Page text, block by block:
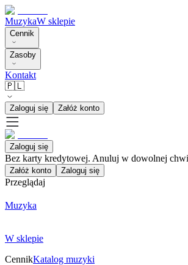
MuzykaW sklepie
Cennik
Zasoby
Kontakt
🇵🇱
Zaloguj się Załóż konto
Zaloguj się
Bez karty kredytowej. Anuluj w dowolnej
Załóż konto Zaloguj się
Przeglądaj
Muzyka
W sklepie
CennikKatalog muzyki